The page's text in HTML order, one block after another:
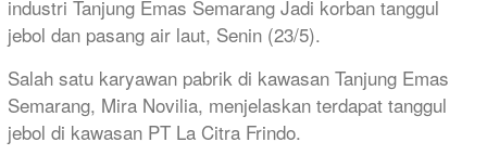
industri Tanjung Emas Semarang Jadi korban tanggul
jebol dan pasang air laut, Senin (23/5).
Salah satu karyawan pabrik di kawasan Tanjung Emas
Semarang, Mira Novilia, menjelaskan terdapat tanggul
jebol di kawasan PT La Citra Frindo.